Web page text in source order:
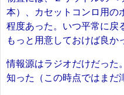
本）、カセットコンロ用の
程度あった。いつ平常に戻
もっと用意しておけば良か
情報源はラジオだけだった
知った（この時点ではまだ